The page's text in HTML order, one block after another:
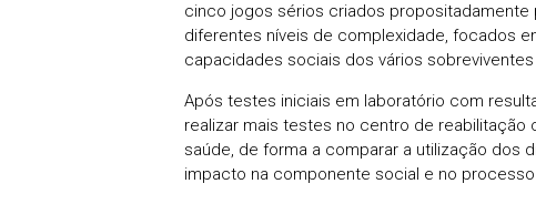
cinco jogos sérios criados
diferentes níveis de complexidade, focados
capacidades sociais dos vários
Após testes iniciais em laboratório com
realizar mais testes no centro de reabilitação
saúde, de forma a comparar a utilização dos
impacto na componente social e no